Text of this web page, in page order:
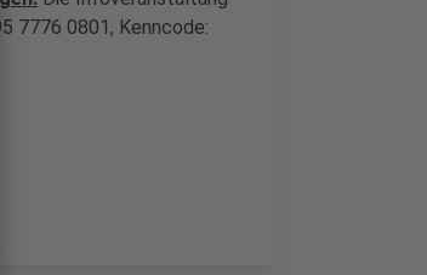
7776 0801, Kenncode: